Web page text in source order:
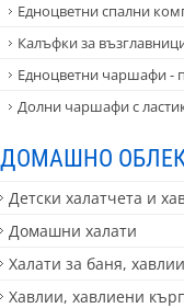
Едноцветни спални
Калъфки за
Едноцветни чаршафи -
Долни чаршафи с
ДОМАШНО
Детски халатчета и
Домашни халати
Халати за баня, хавлии
Хавлии, хавлиени